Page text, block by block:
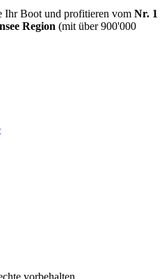
Ihr Boot und profitieren vom Nr. 1
Region (mit über 900'000
vorbehalten